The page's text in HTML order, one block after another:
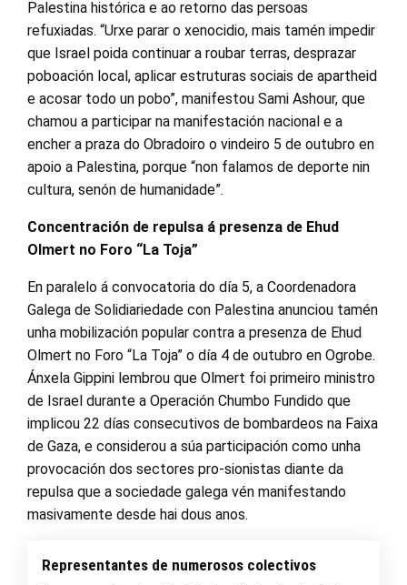
Palestina histórica e ao retorno das persoas
refuxiadas. “Urxe parar o xenocidio, mais tamén impedir
que Israel poida continuar a roubar terras, desprazar
poboación local, aplicar estruturas sociais de apartheid
e acosar todo un pobo”, manifestou Sami Ashour, que
chamou a participar na manifestación nacional e a
encher a praza do Obradoiro o vindeiro 5 de outubro en
apoio a Palestina, porque “non falamos de deporte nin
cultura, senón de humanidade”.
Concentración de repulsa á presenza de Ehud
Olmert no Foro “La Toja”
En paralelo á convocatoria do día 5, a Coordenadora
Galega de Solidiariedade con Palestina anunciou tamén
unha mobilización popular contra a presenza de Ehud
Olmert no Foro “La Toja” o día 4 de outubro en Ogrobe.
Ánxela Gippini lembrou que Olmert foi primeiro ministro
de Israel durante a Operación Chumbo Fundido que
implicou 22 días consecutivos de bombardeos na Faixa
de Gaza, e considerou a súa participación como unha
provocación dos sectores pro-sionistas diante da
repulsa que a sociedade galega vén manifestando
masivamente desde hai dous anos.
Representantes de numerosos colectivos